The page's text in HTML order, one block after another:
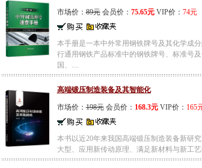
市场价：89元会员价： 75.65元VIP价： 74元
本手册是一本中外常用钢铁牌号及其化学成
行通用钢铁产品标准中的钢铁牌号、标准号
国、....
高端锻压制造装备及其智能化
市场价：198元会员价： 168.3元VIP价： 165
本书以近20年来我国高端锻压制造装备新研
大型、应用新传动原理、满足新材料与新工